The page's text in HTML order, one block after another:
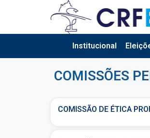
Institucional
COMISSÕES
COMISSÃO DE ÉTICA